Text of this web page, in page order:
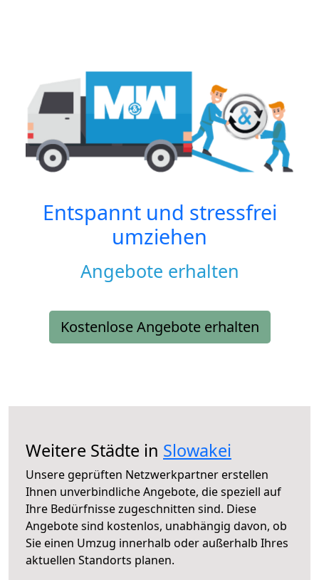
Entspannt und stressfrei
umziehen
Angebote erhalten
Kostenlose Angebote erhalten
Weitere Städte in Slowakei
Unsere geprüften Netzwerkpartner erstellen
Ihnen unverbindliche Angebote, die speziell auf
Ihre Bedürfnisse zugeschnitten sind. Diese
Angebote sind kostenlos, unabhängig davon, ob
Sie einen Umzug innerhalb oder außerhalb Ihres
aktuellen Standorts planen.